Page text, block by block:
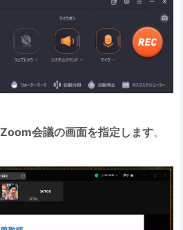
Zoom会議の画面を指定します。